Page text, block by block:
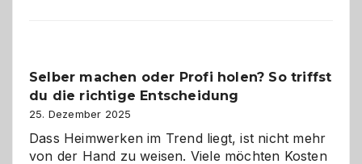
Herausforderungen
und
Zukunft
Selber machen oder Profi holen? So triffst
du die richtige Entscheidung
25. Dezember 2025
Dass Heimwerken im Trend liegt, ist nicht mehr
von der Hand zu weisen. Viele möchten Kosten